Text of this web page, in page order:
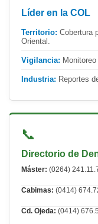
Líder en la COL
Territorio: Cobertura
Oriental.
Vigilancia:
Industria: Reportes
📞
Directorio de
Máster: (0264)
Cabimas: (0414)
Cd. Ojeda: (0414)